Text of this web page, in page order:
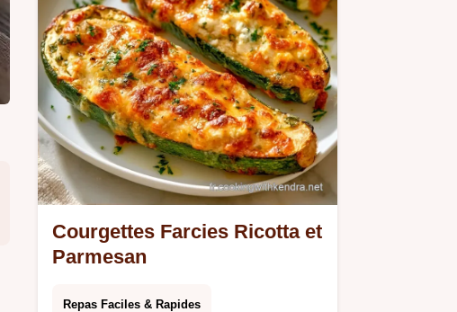
Courgettes Farcies Ricotta et
Parmesan
Repas Faciles & Rapides